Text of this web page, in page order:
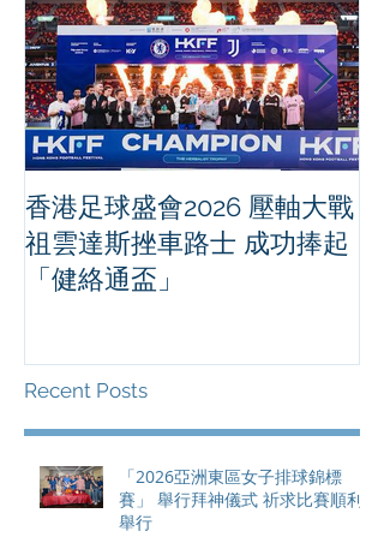
香港足球盛會2026 壓軸大戰
祖雲達斯挫車路士 成功捧起
「健絡通盃」
Recent Posts
「2026亞洲東區女子排球錦標
賽」 舉行拜神儀式 祈求比賽順利
舉行